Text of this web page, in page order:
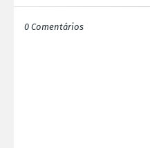
0 Comentários